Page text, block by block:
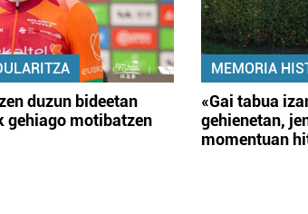
duzun bideetan
gehiago motibatzen
MEMORIA
«Gai tabua
gehienetan,
momentuan